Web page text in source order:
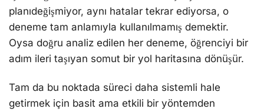
planıdeğişmiyor, aynı hatalar tekrar ediyorsa, o
deneme tam anlamıyla kullanılmamış demektir.
Oysa doğru analiz edilen her deneme, öğrenciyi bir
adım ileri taşıyan somut bir yol haritasına dönüşür.
Tam da bu noktada süreci daha sistemli hale
getirmek için basit ama etkili bir yöntemden